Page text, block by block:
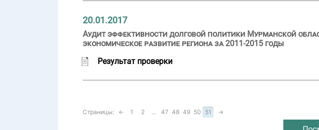
20.01.2017
Аудит эффективности долговой политики Мурманской
экономическое развитие региона за 2011-2015 годы
Результат проверки
Страницы: ← 1 2 ... 47 48 49 50 51 →